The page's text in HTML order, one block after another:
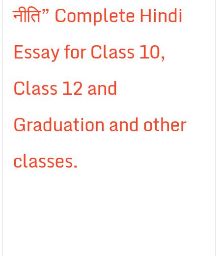
नीति” Complete Hindi
Essay for Class 10,
Class 12 and
Graduation and other
classes.